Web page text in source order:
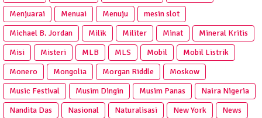
Menjuarai
Menuai Menuju
mesin slot
Michael B. Jordan
Milik Militer Minat
Mineral Kritis
Misi
Misteri MLB MLS Mobil
Mobil Listrik
Monero
Mongolia Morgan Riddle
Moskow
Music Festival
Musim Dingin Musim Panas
Naira Nigeria
Nandita Das
Nasional Naturalisasi New York
News